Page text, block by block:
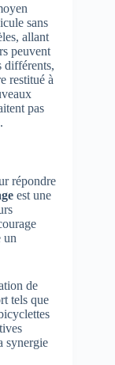
sans
allant
peuvent
différents,
restitué à
pas
répondre
est une
un
de
tels que
synergie